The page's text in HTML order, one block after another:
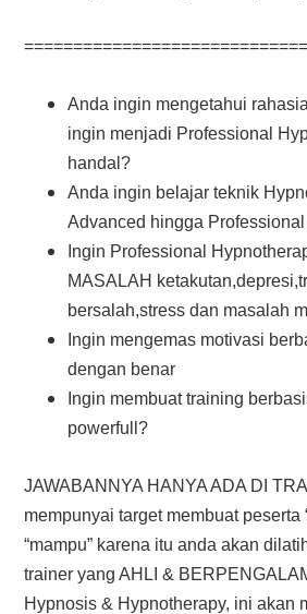
Anda ingin mengetahui
ingin menjadi Professional
handal?
Anda ingin belajar teknik
Advanced hingga
Ingin Professional
MASALAH
bersalah,stress dan masalah
Ingin mengemas motivasi
dengan benar
Ingin membuat training
powerfull?
JAWABANNYA HANYA ADA DI
mempunyai target membuat peserta
“mampu” karena itu anda akan
trainer yang AHLI &
Hypnosis & Hypnotherapy, ini akan